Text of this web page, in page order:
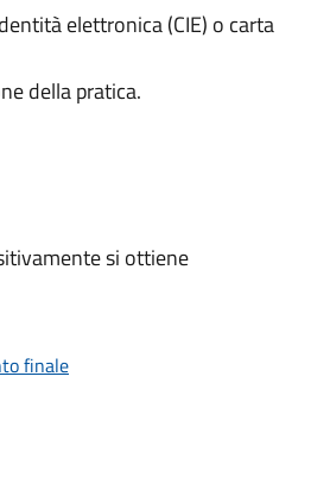
elettronica (CIE) o carta
della pratica.
si ottiene
finale